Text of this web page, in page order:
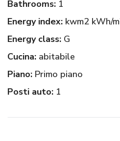
Bathrooms: 1
Energy index: kwm2 kWh/
Energy class: G
Cucina: abitabile
Piano: Primo piano
Posti auto: 1